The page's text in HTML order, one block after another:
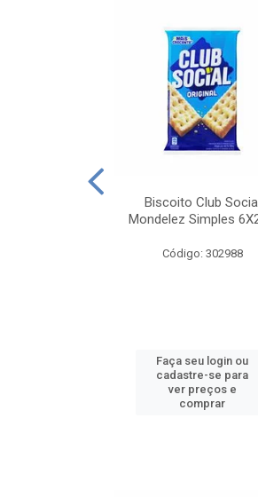
Biscoito Club
Mondelez Simples
Código: 302988
Faça seu login ou
cadastre-se para
ver preços e
comprar